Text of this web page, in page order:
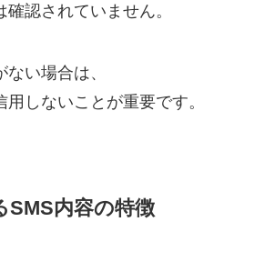
認されていません。
い場合は、
しないことが重要です。
SMS内容の特徴